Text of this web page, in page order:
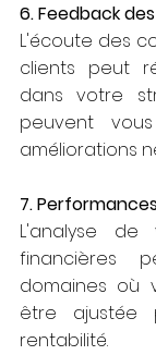
6. Feedback
L'écoute des
clients peut
dans votre
peuvent
améliorations
7.
L'analyse de
financières
domaines où
être ajustée
rentabilité.